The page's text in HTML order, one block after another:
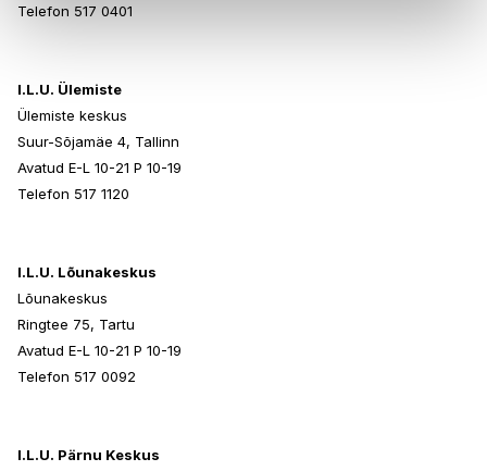
Telefon 517 0401
I.L.U. Ülemiste
Ülemiste keskus
Suur-Sõjamäe 4, Tallinn
Avatud E-L 10-21 P 10-19
Telefon 517 1120
I.L.U. Lõunakeskus
Lõunakeskus
Ringtee 75, Tartu
Avatud E-L 10-21 P 10-19
Telefon 517 0092
I.L.U. Pärnu Keskus